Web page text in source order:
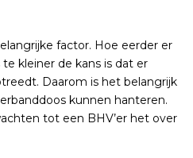
factor. Hoe eerder er
kleiner de kans is dat er
Daarom is het belangrijk
kunnen hanteren.
tot een BHV’er het over